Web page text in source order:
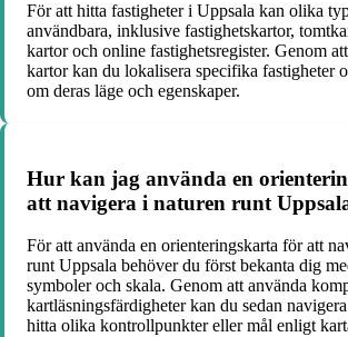
För att hitta fastigheter i Uppsala kan olika
användbara, inklusive fastighetskartor,
kartor och online fastighetsregister. Genom
kartor kan du lokalisera specifika fastigheter
om deras läge och egenskaper.
Hur kan jag använda en
att navigera i naturen runt
För att använda en orienteringskarta för att
runt Uppsala behöver du först bekanta dig
symboler och skala. Genom att använda
kartläsningsfärdigheter kan du sedan
hitta olika kontrollpunkter eller mål enligt